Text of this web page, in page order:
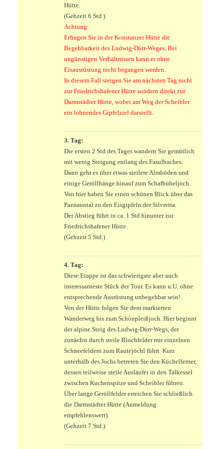
Hütte.
(Gehzeit 6 Std.)
Achtung:
Erfragen Sie in der Konstanzer Hütte die
Begehbarkeit des Ludwig-Dürr-Weges. Bei
ungünstigen Verhältnissen kann er ohne
Eisausrüstung nicht begangen werden.
In diesem Fall steigen Sie am nächsten Tag nicht
zur Friedrichshafener Hütte sondern direkt zur
Darmstädter Hütte, wobei am Weg der Scheibler
ein lohnendes Gipfelziel darstellt.
3. Tag:
Die ersten 2 Std des Tages wandern Sie gemütlich
mit wenig Steigung entlang des Fasulbaches.
Dann geht es über etwas steilere Almböden und
einige Geröllhänge hinauf zum Schafbüheljoch.
Von hier haben Sie einen schönen Blick über das
Paznauntal zu den Eisgipfeln der Silvretta.
Der Abstieg führt in ca. 1 Std hinunter zur
Friedrichshafener Hütte.
(Gehzeit 5 Std.)
4. Tag:
Diese Etappe ist das schwierigste aber auch
interessanteste Stück der Tour. Es kann u.U. ohne
entsprechende Ausrüstung unbegehbar sein!
Von der Hütte folgen Sie dem markierten
Wanderweg bis zum Schönpleißjoch. Hier beginnt
der alpine Steig des Ludwig-Dürr-Wegs, der
zunächst durch steile Blochfelder mit einzelnen
Schneefeldern zum Rautejöchl führt. Kurz
unterhalb des Jochs betreten Sie den Küchelferner,
dessen teilweise steile Ausläufer in den Talkessel
zwischen Kuchenspitze und Scheibler führen.
Über lange Geröllfelder erreichen Sie schließlich
die Darmstädter Hütte (Anmeldung
empfehlenswert).
(Gehzeit 7 Std.)